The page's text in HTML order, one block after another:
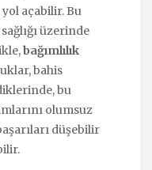
açabilir. Bu
üzerinde
bağımlılık
bahis
bu
olumsuz
düşebilir